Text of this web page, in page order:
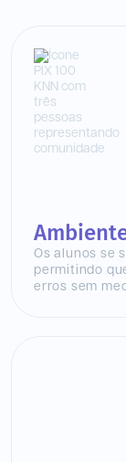
Os alunos se
permitindo
erros sem